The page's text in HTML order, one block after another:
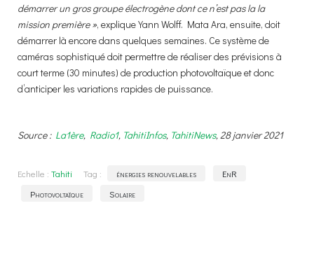
démarrer un gros groupe électrogène dont ce n’est pas la la
mission première », explique Yann Wolff. Mata Ara, ensuite, doit
démarrer là encore dans quelques semaines. Ce système de
caméras sophistiqué doit permettre de réaliser des prévisions à
court terme (30 minutes) de production photovoltaïque et donc
d’anticiper les variations rapides de puissance.
Source : La1ère, Radio1, TahitiInfos, TahitiNews, 28 janvier 2021
Echelle :Tahiti Tag : énergies renouvelables
EnR
Photovoltaïque
Solaire